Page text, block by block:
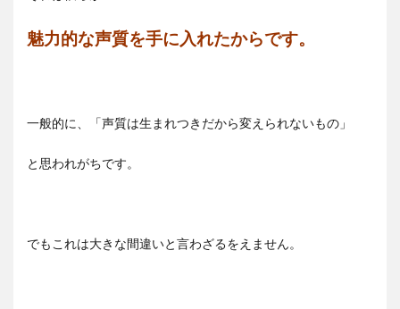
魅力的な声質を手に入れたからです。
一般的に、「声質は生まれつきだから変えられないもの」
と思われがちです。
でもこれは大きな間違いと言わざるをえません。